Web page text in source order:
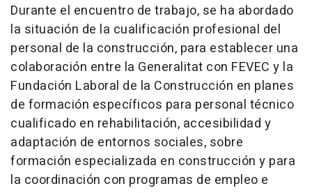
Durante el encuentro de trabajo, se ha abordado
la situación de la cualificación profesional del
personal de la construcción, para establecer una
colaboración entre la Generalitat con FEVEC y la
Fundación Laboral de la Construcción en planes
de formación específicos para personal técnico
cualificado en rehabilitación, accesibilidad y
adaptación de entornos sociales, sobre
formación especializada en construcción y para
la coordinación con programas de empleo e